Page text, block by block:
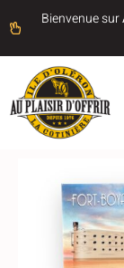
Bienvenue sur